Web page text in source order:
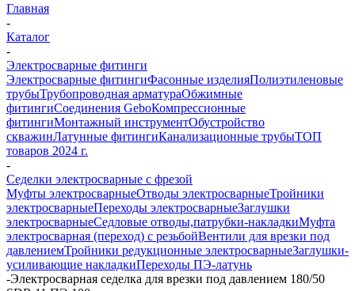
Главная
-
Каталог
-
Электросварные фитинги
Электросварные фитингиФасонные изделияПолиэтиленовые
трубыТрубопроводная арматураОбжимные
фитингиСоединения GeboКомпрессионные
фитингиМонтажный инструментОбустройство
скважинЛатунные фитингиКанализационные трубыТОП
товаров 2024 г.
-
Седелки электросварные с фрезой
Муфты электросварныеОтводы электросварныеТройники
электросварныеПереходы электросварныеЗаглушки
электросварныеСедловые отводы,патрубки-накладкиМуфта
электросварная (переход) с резьбойВентили для врезки под
давлениемТройники редукционные электросварныеЗаглушки-
усиливающие накладкиПереходы ПЭ-латунь
-Электросварная седелка для врезки под давлением 180/50